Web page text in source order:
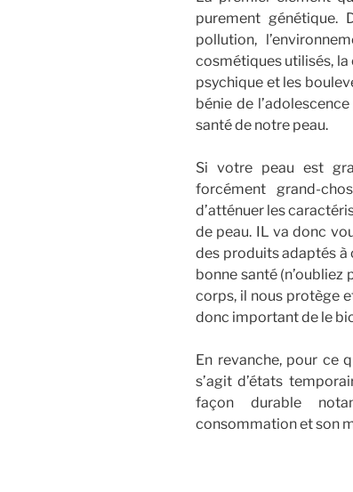
purement génétique.
pollution,
cosmétiques utilisés,
psychique et les
bénie de
santé de notre peau.
Si votre peau est
forcément grand-
d’atténuer les
de peau. IL va donc
des produits adaptés
bonne santé (n’oubliez
corps, il nous protège
donc important de le
En revanche, pour ce
s’agit d’états
façon durable
consommation et son